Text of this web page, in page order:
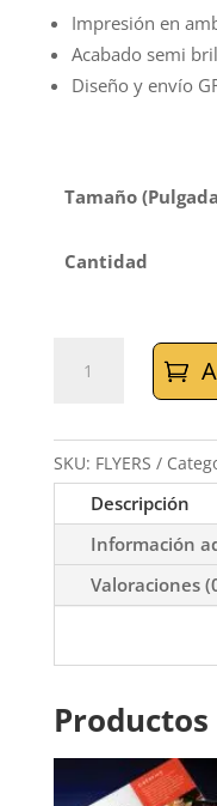
Impresión en
Acabado semi
Diseño y envío
Tamaño
Cantidad
PUBLICITARIOS
SKU: FLYERS
Descripción
Información
Valoraciones